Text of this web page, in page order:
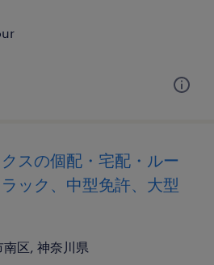
スの個配・宅配・ルー
ック、中型免許、大型
区, 神奈川県